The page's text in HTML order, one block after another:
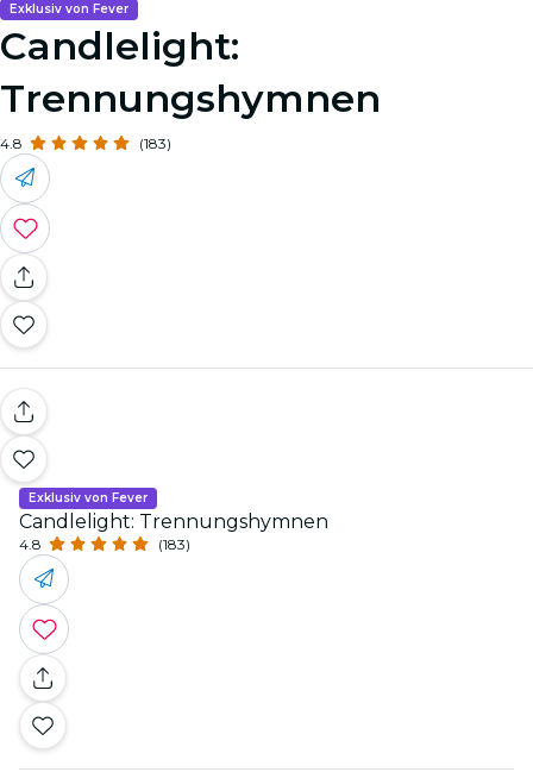
Exklusiv von Fever
Candlelight:
Trennungshymnen
4.8 (183)
Exklusiv von Fever
Candlelight: Trennungshymnen
4.8 (183)